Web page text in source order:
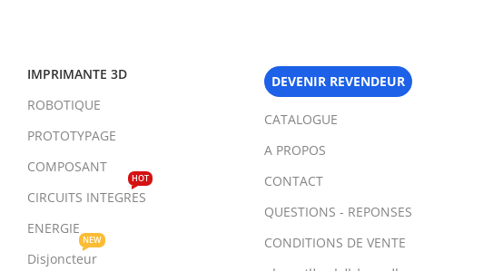
IMPRIMANTE 3D
ROBOTIQUE
PROTOTYPAGE
COMPOSANT
CIRCUITS INTEGRES
HOT
ENERGIE
Disjoncteur
NEW
DEVENIR REVENDEUR
CATALOGUE
A PROPOS
CONTACT
QUESTIONS - REPONSES
CONDITIONS DE VENTE